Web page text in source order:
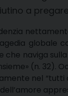
a
globale
naviga
(n. 32).
nel